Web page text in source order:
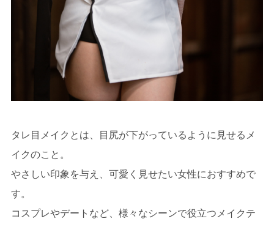
タレ目メイクとは、目尻が下がっているように見せるメ
イクのこと。
やさしい印象を与え、可愛く見せたい女性におすすめで
す。
コスプレやデートなど、様々なシーンで役立つメイクテ